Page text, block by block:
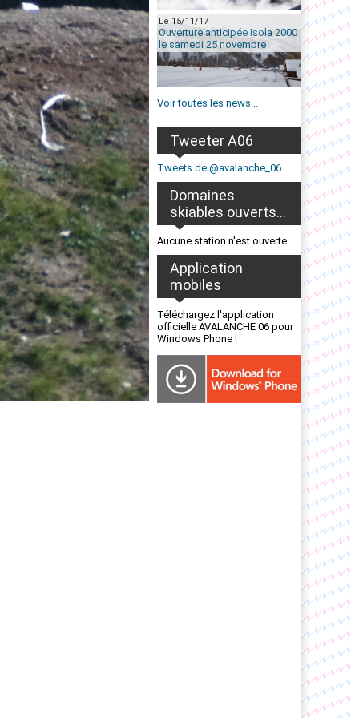
Le 15/11/17
Ouverture anticipée Isola 2000
le samedi 25 novembre
Voir toutes les news...
Tweeter A06
Tweets de @avalanche_06
Domaines
skiables ouverts...
Aucune station n'est ouverte
Application
mobiles
Téléchargez l'application
officielle AVALANCHE 06 pour
Windows Phone !